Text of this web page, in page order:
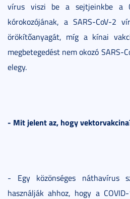
vírus viszi be a sejtjeinkbe a
kórokozójának, a SARS-CoV-2
örökítőanyagát, míg a kínai
megbetegedést nem okozó SARS-
elegy.
- Mit jelent az, hogy
- Egy közönséges náthavírus
használják ahhoz, hogy a